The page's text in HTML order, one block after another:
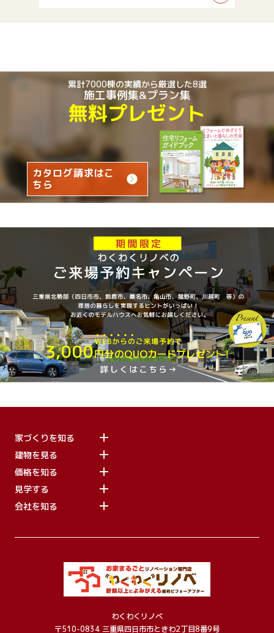
累計7000棟の実績から厳選した8選
施工事例集&プラン集
無料プレゼント
カタログ請求はこ
ちら
家づくりを知る
建物を見る
価格を知る
見学する
会社を知る
わくわくリノベ
〒510-0834 三重県四日市市ときわ2丁目8番9号